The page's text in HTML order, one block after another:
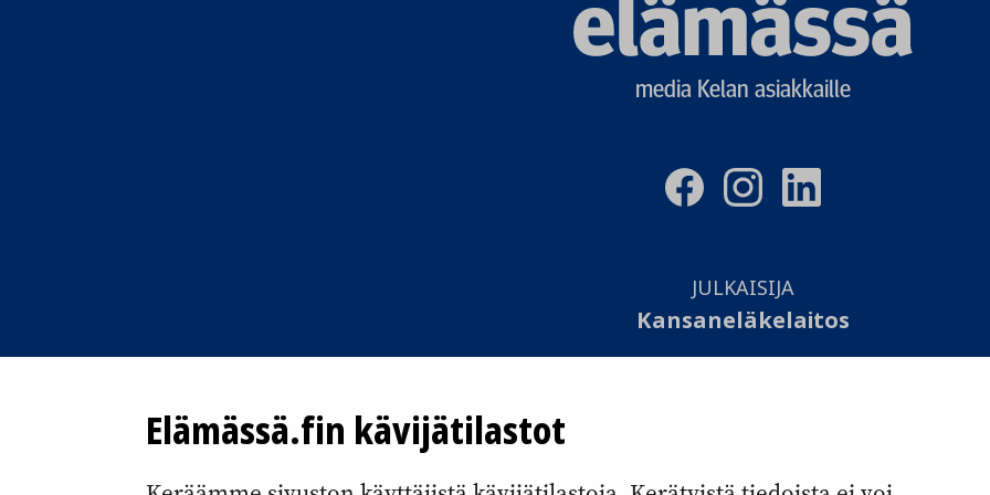
Elämässä.fin kävijätilastot
logo
media Kelan asiakkaille
JULKAISIJA
Kansaneläkelaitos